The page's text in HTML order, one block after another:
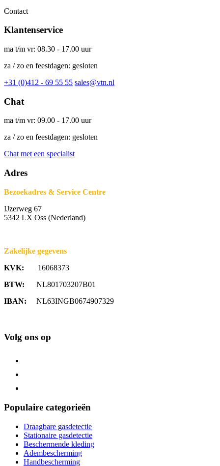
Contact
Klantenservice
ma t/m vr: 08.30 - 17.00 uur
za / zo en feestdagen: gesloten
+31 (0)412 - 69 55 55 sales@vtn.nl
Chat
ma t/m vr: 09.00 - 17.00 uur
za / zo en feestdagen: gesloten
Chat met een specialist
Adres
Bezoekadres & Service Centre
IJzerweg 67
5342 LX Oss (Nederland)
Zakelijke gegevens
KVK: 16068373
BTW: NL801703207B01
IBAN: NL63INGB0674907329
Volg ons op
Populaire categorieën
Draagbare gasdetectie
Stationaire gasdetectie
Beschermende kleding
Adembescherming
Handbescherming